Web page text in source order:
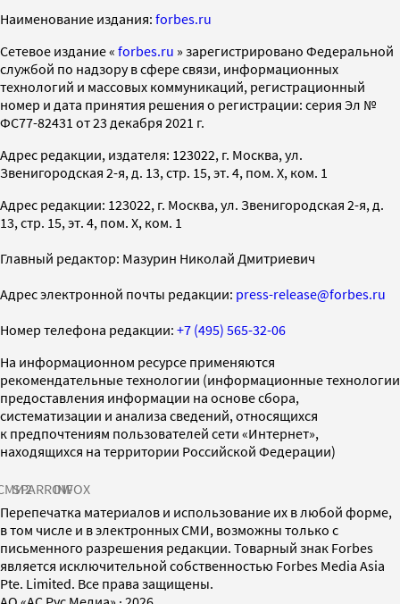
Наименование издания: forbes.ru
Cетевое издание « forbes.ru » зарегистрировано Федеральной
службой по надзору в сфере связи, информационных
технологий и массовых коммуникаций, регистрационный
номер и дата принятия решения о регистрации: серия Эл №
ФС77-82431 от 23 декабря 2021 г.
Адрес редакции, издателя: 123022, г. Москва, ул.
Звенигородская 2-я, д. 13, стр. 15, эт. 4, пом. X, ком. 1
Адрес редакции: 123022, г. Москва, ул. Звенигородская 2-я, д.
13, стр. 15, эт. 4, пом. X, ком. 1
Главный редактор: Мазурин Николай Дмитриевич
Адрес электронной почты редакции: press-release@forbes.ru
Номер телефона редакции: +7 (495) 565-32-06
На информационном ресурсе применяются
рекомендательные технологии (информационные технологии
предоставления информации на основе сбора,
систематизации и анализа сведений, относящихся
к предпочтениям пользователей сети «Интернет»,
находящихся на территории Российской Федерации)
SPARROWINFOX
Перепечатка материалов и использование их в любой форме,
в том числе и в электронных СМИ, возможны только с
письменного разрешения редакции. Товарный знак Forbes
является исключительной собственностью Forbes Media Asia
Pte. Limited. Все права защищены.